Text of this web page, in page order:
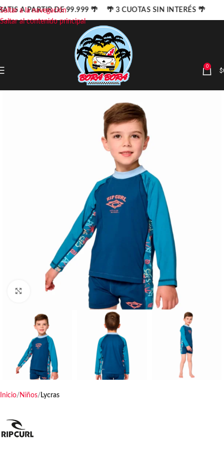
Saltar a la navegación
Saltar al contenido principal
0 $
Haga clic para ampliar
Inicio Niños Lycras
A PARTIR DE 99.999 🌴 🌴 3 CUOTAS SIN INTERÉS 🌴